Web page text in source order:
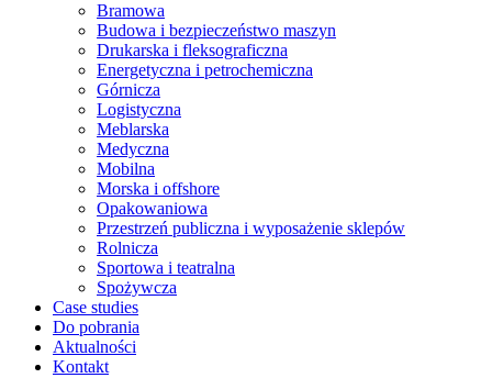
Bramowa
Budowa i bezpieczeństwo maszyn
Drukarska i fleksograficzna
Energetyczna i petrochemiczna
Górnicza
Logistyczna
Meblarska
Medyczna
Mobilna
Morska i offshore
Opakowaniowa
Przestrzeń publiczna i wyposażenie sklepów
Rolnicza
Sportowa i teatralna
Spożywcza
Case studies
Do pobrania
Aktualności
Kontakt